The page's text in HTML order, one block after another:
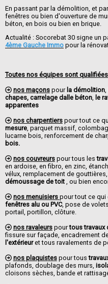
En passant par la démolition, et
fenêtres ou bien d'ouverture de
béton, en bois ou bien en brique.
Actualité : Socorebat 30 signe un
4ème Gauche Immo pour la
Toutes nos équipes sont
nos maçonspour la démolition,
chapes, carrelage dalle béton, le
apparentes
nos charpentierspour tout ce
mesure, parquet massif,
lucarne bois, renforcement de
bois.
nos couvreurspour tous les
en ardoise, en fibro, en zinc,
vélux, remplacement de
démoussage de toit , ou bien
nos menuisiers pour tout ce qui
fenêtres alu ou PVC, pose de
portail, portillon, clôture.
nos ravaleurspourtous travaux
fissure sur façade, encadrement
l'extérieuret tous ravalements de
nos plaquistespour tous
plafonds, doublage des murs,
cloisons sèches, bande et